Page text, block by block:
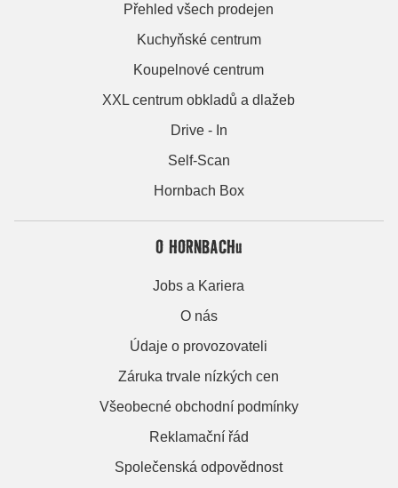
Přehled všech prodejen
Kuchyňské centrum
Koupelnové centrum
XXL centrum obkladů a dlažeb
Drive - In
Self-Scan
Hornbach Box
O HORNBACHu
Jobs a Kariera
O nás
Údaje o provozovateli
Záruka trvale nízkých cen
Všeobecné obchodní podmínky
Reklamační řád
Společenská odpovědnost